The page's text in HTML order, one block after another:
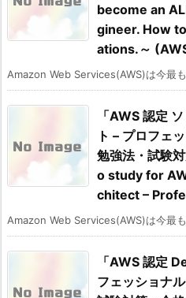
become an
gineer. How
ations.～
Amazon Web Services(AWS)は今最
「AWS 認定
ト – プロフェ
勉強法・試験
o study for
chitect –
Amazon Web Services(AWS)は今最
「AWS 認定
フェッショナ